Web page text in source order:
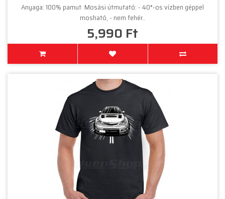
Anyaga: 100% pamut Mosási útmutató: - 40°-os vízben géppel
mosható, - nem fehér..
5,990 Ft